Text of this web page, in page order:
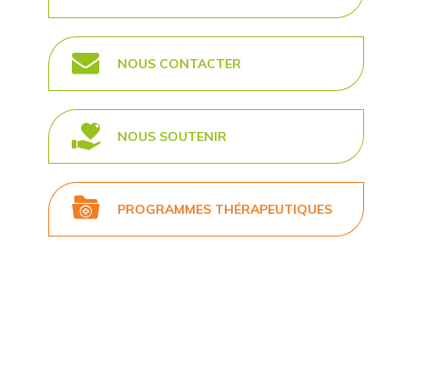
NOUS CONTACTER
NOUS SOUTENIR
PROGRAMMES THÉRAPEUTIQUES